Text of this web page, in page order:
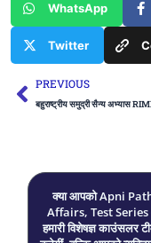
WhatsApp
Twitter
Prev
PREVIOUS
बहुराष्ट्रीय समुद्री सैन्य अभ्यास
क्या आपको Apni
Affairs, Test Series
हमारी विशेषज्ञ काउंसलर